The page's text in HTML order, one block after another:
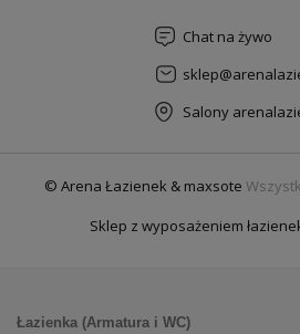
Chat na żywo
Salony
© Arena Łazienek & maxsote
Sklep z wyposażeniem
Łazienka (Armatura i WC)